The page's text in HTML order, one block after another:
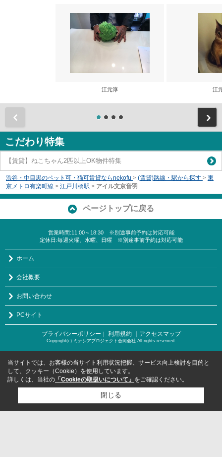
江元淳 江
こだわり特集
【賃貸】ねこちゃん2匹以上OK物件特集
渋谷・中目黒のペット可・猫可賃貸ならnekofu > (賃貸)路線・駅から探す > 東
京メトロ有楽町線 > 江戸川橋駅 > アイル文京音羽
ページトップに戻る
営業時間:11:00～18:30 ※別途事前予約は対応可能
定休日:毎週火曜、水曜、日曜 ※別途事前予約は対応可能
ホーム
会社概要
お問い合わせ
PCサイト
プライバシーポリシー 利用規約 ｜アクセスマップ
Copyright(c) ミナシアプロジェクト合同会社 All rights reserved.
当サイトでは、お客様の当サイト利用状況把握、サービス向上検討を目的と
して、クッキー（Cookie）を使用しています。
詳しくは、当社の 「Cookieの取扱いについて」 をご確認ください。
閉じる